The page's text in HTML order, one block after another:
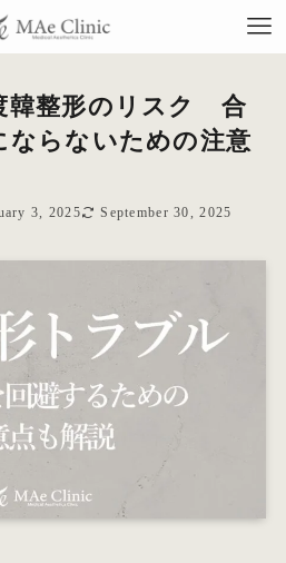
韓整形のリスク 合
ならないための注意
3, 2025 September 30, 2025